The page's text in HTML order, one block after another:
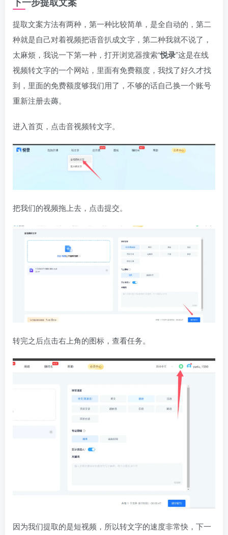
提取文案方法有两种，第一种比较简单，是全自动的，第二
种就是自己对着视频把语音扒成文字，第二种我就不说了，
太麻烦，我说一下第一种，打开浏览器搜索“悦录”这是在线
视频转文字的一个网站，里面有免费额度，我找了好久才找
到，里面的免费额度够我们用了，不够的话自己换一个账号
重新注册去薅。
进入首页，点击音视频转文字。
把我们的视频拖上去，点击提交。
转完之后点击右上角的图标，查看任务。
因为我们提取的是短视频，所以转文字的速度非常快，下一